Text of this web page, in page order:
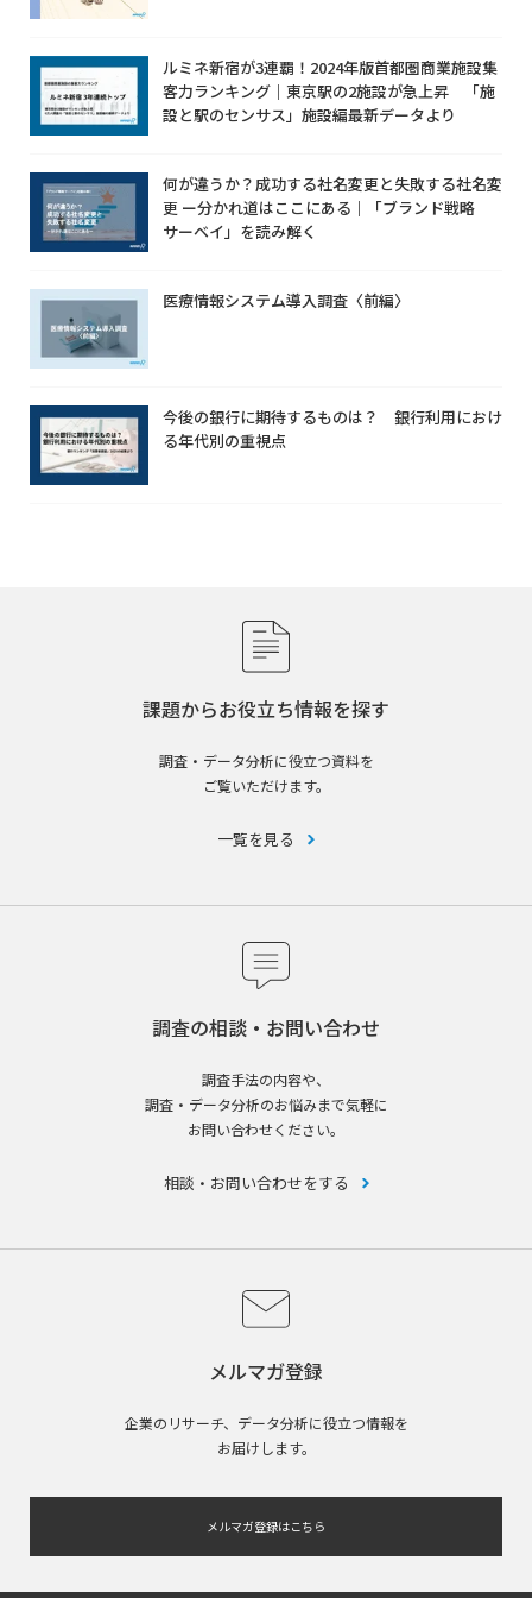
ルミネ新宿が3連覇！2024年版首都圏商業施設集
客力ランキング｜東京駅の2施設が急上昇 「施
設と駅のセンサス」施設編最新データより
何が違うか？成功する社名変更と失敗する社名変
更 ー分かれ道はここにある｜「ブランド戦略
サーベイ」を読み解く
医療情報システム導入調査〈前編〉
今後の銀行に期待するものは？ 銀行利用におけ
る年代別の重視点
課題からお役立ち情報を探す
調査・データ分析に役立つ資料を
ご覧いただけます。
一覧を見る
調査の相談・お問い合わせ
調査手法の内容や、
調査・データ分析のお悩みまで気軽に
お問い合わせください。
相談・お問い合わせをする
メルマガ登録
企業のリサーチ、データ分析に役立つ情報を
お届けします。
メルマガ登録はこちら